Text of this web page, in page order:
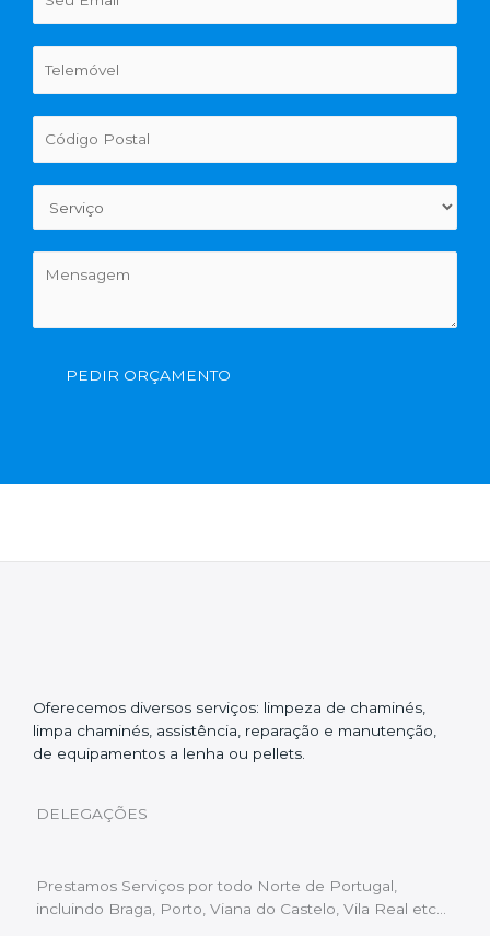
PEDIR ORÇAMENTO
Oferecemos diversos serviços: limpeza de chaminés,
limpa chaminés, assistência, reparação e manutenção,
de equipamentos a lenha ou pellets.
DELEGAÇÕES
Prestamos Serviços por todo Norte de Portugal,
incluindo Braga, Porto, Viana do Castelo, Vila Real etc…